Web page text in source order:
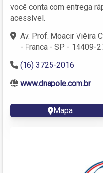
você conta com entrega
acessível.
Av. Prof. Moacir Viêira
- Franca - SP - 14409-
(16) 3725-2016
www.dnapole.com.br
Mapa